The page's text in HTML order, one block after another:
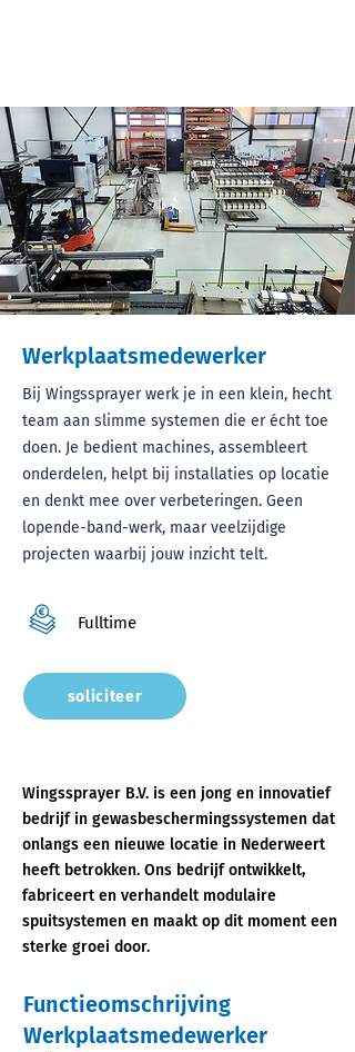
Werkplaatsmedewerker
Bij Wingssprayer werk je in een klein, hecht
team aan slimme systemen die er écht toe
doen. Je bedient machines, assembleert
onderdelen, helpt bij installaties op locatie
en denkt mee over verbeteringen. Geen
lopende-band-werk, maar veelzijdige
projecten waarbij jouw inzicht telt.
Fulltime
soliciteer
Wingssprayer B.V. is een jong en innovatief
bedrijf in gewasbeschermingssystemen dat
onlangs een nieuwe locatie in Nederweert
heeft betrokken. Ons bedrijf ontwikkelt,
fabriceert en verhandelt modulaire
spuitsystemen en maakt op dit moment een
sterke groei door.
Functieomschrijving
Werkplaatsmedewerker